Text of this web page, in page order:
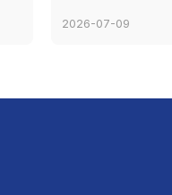
2026-07-09